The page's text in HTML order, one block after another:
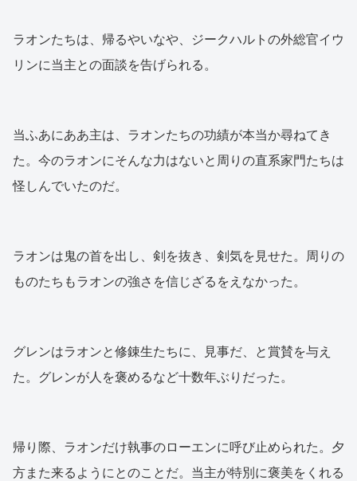
ラオンたちは、帰るやいなや、ジークハルトの外総官イウ
リンに当主との面談を告げられる。
当ふあにああ主は、ラオンたちの功績が本当か尋ねてき
た。今のラオンにそんな力はないと周りの直系家門たちは
怪しんでいたのだ。
ラオンは鬼の首を出し、剣を抜き、剣気を見せた。周りの
ものたちもラオンの強さを信じざるをえなかった。
グレンはラオンと修錬生たちに、見事だ、と賞賛を与え
た。グレンが人を褒めるなど十数年ぶりだった。
帰り際、ラオンだけ執事のローエンに呼び止められた。夕
方また来るようにとのことだ。当主が特別に褒美をくれる